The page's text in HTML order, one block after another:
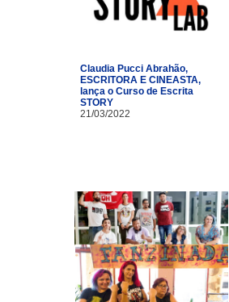
Claudia Pucci Abrahão,
ESCRITORA E CINEASTA,
lança o Curso de Escrita
STORY
21/03/2022